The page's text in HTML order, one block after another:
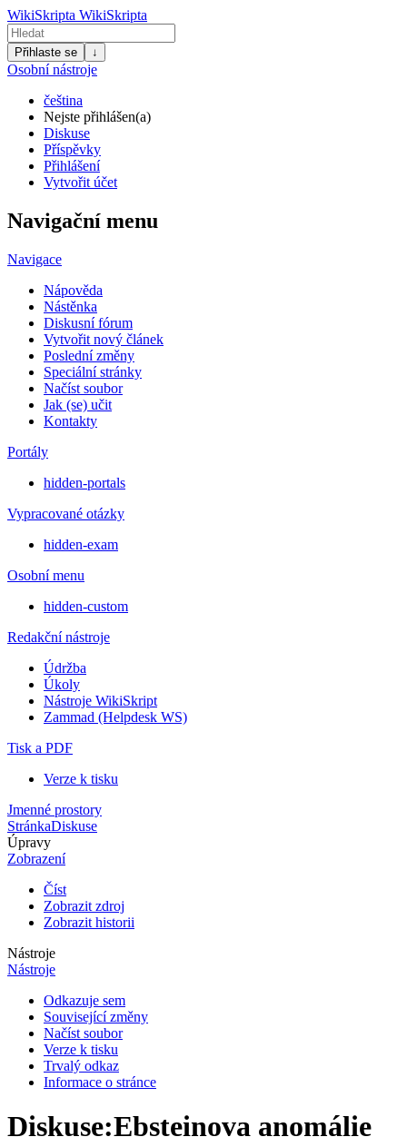
WikiSkripta WikiSkripta
Přihlaste se ↓
Osobní nástroje
čeština
Nejste přihlášen(a)
Diskuse
Příspěvky
Přihlášení
Vytvořit účet
Navigační menu
Navigace
Nápověda
Nástěnka
Diskusní fórum
Vytvořit nový článek
Poslední změny
Speciální stránky
Načíst soubor
Jak (se) učit
Kontakty
Portály
hidden-portals
Vypracované otázky
hidden-exam
Osobní menu
hidden-custom
Redakční nástroje
Údržba
Úkoly
Nástroje WikiSkript
Zammad (Helpdesk WS)
Tisk a PDF
Verze k tisku
Jmenné prostory
StránkaDiskuse
Úpravy
Zobrazení
Číst
Zobrazit zdroj
Zobrazit historii
Nástroje
Nástroje
Odkazuje sem
Související změny
Načíst soubor
Verze k tisku
Trvalý odkaz
Informace o stránce
Diskuse:Ebsteinova anomálie